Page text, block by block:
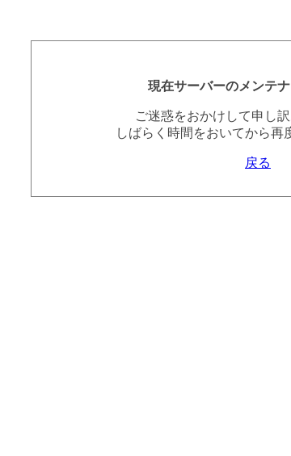
現在サーバーのメンテナ
ご迷惑をおかけして申し訳
しばらく時間をおいてから再
戻る